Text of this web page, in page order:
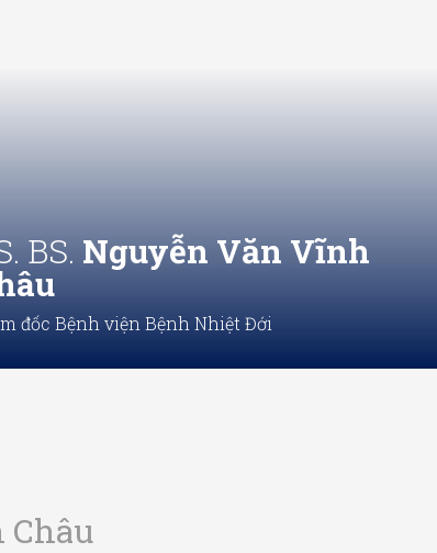
BS. Nguyễn Văn Vĩnh
đốc Bệnh viện Bệnh Nhiệt Đới
Châu